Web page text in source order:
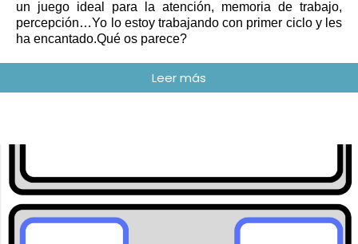
un juego ideal para la atención, memoria de trabajo,
percepción…Yo lo estoy trabajando con primer ciclo y les
ha encantado.Qué os parece?